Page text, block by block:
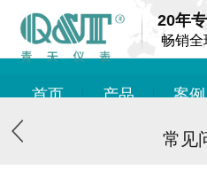
20年
畅销全
首页 产品 案例
常见